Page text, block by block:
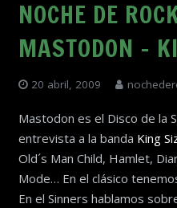
NOCHE DE
MASTODON –
20 abril, 2009
Mastodon es el Disco de la
entrevista a la banda King
Old´s Man Child, Hamlet,
Mode… En el clásico
En el Sinners hablamos